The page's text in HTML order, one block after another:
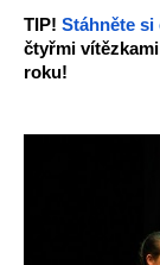
TIP! Stáhněte si
čtyřmi
roku!